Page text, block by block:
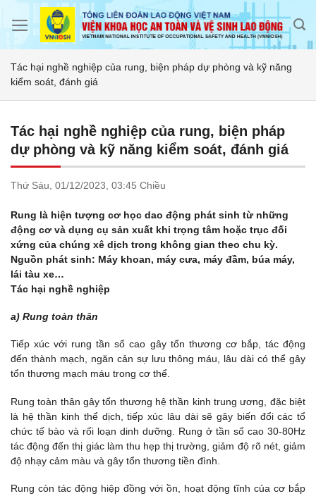
Tác hại nghề nghiệp của rung, biện pháp dự phòng và kỹ năng
kiểm soát, đánh giá
Tác hại nghề nghiệp của rung, biện pháp
dự phòng và kỹ năng kiểm soát, đánh giá
Thứ Sáu, 01/12/2023, 03:45 Chiều
Rung là hiện tượng cơ học dao động phát sinh từ những
động cơ và dụng cụ sản xuất khi trọng tâm hoặc trục đối
xứng của chúng xê dịch trong không gian theo chu kỳ.
Nguồn phát sinh: Máy khoan, máy cưa, máy đầm, búa máy,
lái tàu xe…
Tác hại nghề nghiệp
a) Rung toàn thân
Tiếp xúc với rung tần số cao gây tổn thương cơ bắp, tác động
đến thành mạch, ngăn cản sự lưu thông máu, lâu dài có thể gây
tổn thương mạch máu trong cơ thể.
Rung toàn thân gây tổn thương hệ thần kinh trung ương, đặc biệt
là hệ thần kinh thể dịch, tiếp xúc lâu dài sẽ gây biến đổi các tổ
chức tế bào và rối loạn dinh dưỡng. Rung ở tần số cao 30-80Hz
tác động đến thị giác làm thu hẹp thị trường, giảm độ rõ nét, giảm
độ nhạy cảm màu và gây tổn thương tiền đình.
Rung còn tác động hiệp đồng với ồn, hoạt động tĩnh của cơ bắp